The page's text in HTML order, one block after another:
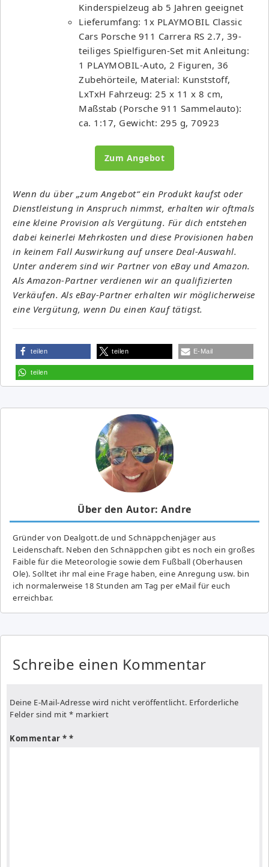
Kinderspielzeug ab 5 Jahren geeignet
Lieferumfang: 1x PLAYMOBIL Classic
Cars Porsche 911 Carrera RS 2.7, 39-
teiliges Spielfiguren-Set mit Anleitung:
1 PLAYMOBIL-Auto, 2 Figuren, 36
Zubehörteile, Material: Kunststoff,
LxTxH Fahrzeug: 25 x 11 x 8 cm,
Maßstab (Porsche 911 Sammelauto):
ca. 1:17, Gewicht: 295 g, 70923
Zum Angebot
Wenn du über „zum Angebot“ ein Produkt kaufst oder
Dienstleistung in Anspruch nimmst, erhalten wir oftmals
eine kleine Provision als Vergütung. Für dich entstehen
dabei keinerlei Mehrkosten und diese Provisionen haben
in keinem Fall Auswirkung auf unsere Deal-Auswahl.
Unter anderem sind wir Partner von eBay und Amazon.
Als Amazon-Partner verdienen wir an qualifizierten
Verkäufen. Als eBay-Partner erhalten wir möglicherweise
eine Vergütung, wenn Du einen Kauf tätigst.
teilen teilen E-Mail
teilen
Über den Autor: Andre
Gründer von Dealgott.de und Schnäppchenjäger aus
Leidenschaft. Neben den Schnäppchen gibt es noch ein großes
Fai­ble für die Meteorologie sowie dem Fußball (Oberhausen
Ole). Solltet ihr mal eine Frage haben, eine Anregung usw. bin
ich normalerweise 18 Stunden am Tag per eMail für euch
erreichbar.
Schreibe einen Kommentar
Deine E-Mail-Adresse wird nicht veröffentlicht. Erforderliche
Felder sind mit * markiert
Kommentar *